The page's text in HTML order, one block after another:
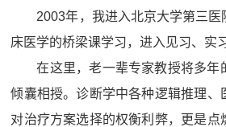
2003年，我进入北京大学第三
床医学的桥梁课学习，进入见习、实
在这里，老一辈专家教授将多年
倾囊相授。诊断学中各种逻辑推理、
对治疗方案选择的权衡利弊，更是点